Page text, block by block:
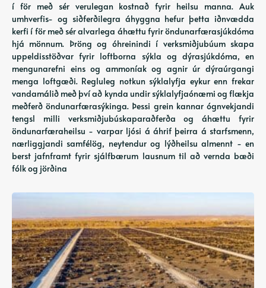
í för með sér verulegan kostnað fyrir heilsu manna. Auk
umhverfis- og siðferðilegra áhyggna hefur þetta iðnvædda
kerfi í för með sér alvarlega áhættu fyrir öndunarfærasjúkdóma
hjá mönnum. Þröng og óhreinindi í verksmiðjubúum skapa
uppeldisstöðvar fyrir loftborna sýkla og dýrasjúkdóma, en
mengunarefni eins og ammoníak og agnir úr dýraúrgangi
menga loftgæði. Regluleg notkun sýklalyfja eykur enn frekar
vandamálið með því að kynda undir sýklalyfjaónæmi og flækja
meðferð öndunarfærasýkinga. Þessi grein kannar ógnvekjandi
tengsl milli verksmiðjubúskaparaðferða og áhættu fyrir
öndunarfæraheilsu - varpar ljósi á áhrif þeirra á starfsmenn,
nærliggjandi samfélög, neytendur og lýðheilsu almennt - en
berst jafnframt fyrir sjálfbærum lausnum til að vernda bæði
fólk og jörðina